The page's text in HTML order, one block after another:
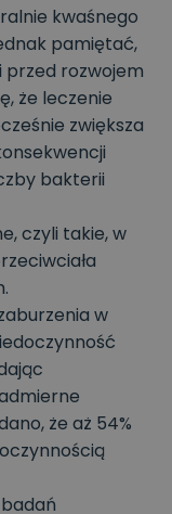
kwaśnego
pamiętać,
przed rozwojem
że leczenie
zwiększa
bakterii
czyli takie, w
w
że aż 54%